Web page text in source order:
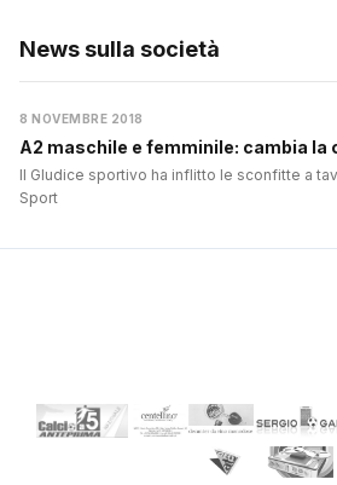
News sulla società
8 NOVEMBRE 2018
A2 maschile e femminile: cambia la
Il GIudice sportivo ha inflitto le sconfitte a
Sport